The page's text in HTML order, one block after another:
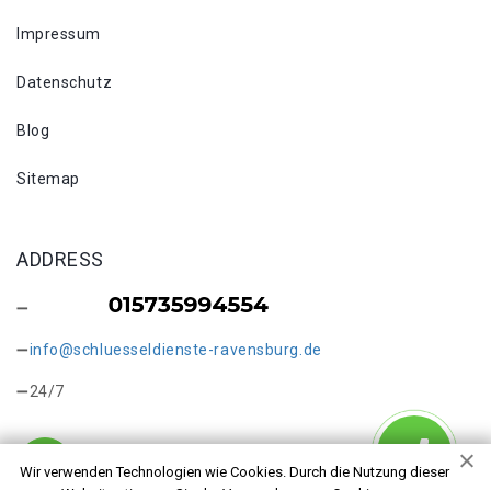
Wir verwenden Technologien wie Cookies. Durch die Nutzung dieser
Impressum
Datenschutz
Blog
Sitemap
ADDRESS
info@schluesseldienste-ravensburg.de
24/7